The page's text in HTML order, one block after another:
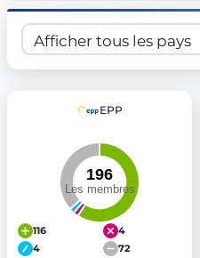
EPP
116
4
4
72